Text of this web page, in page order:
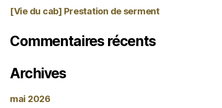
[Vie du cab] Prestation de serment
Commentaires récents
Archives
mai 2026